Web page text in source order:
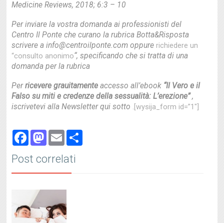
Medicine Reviews, 2018; 6:3 – 10
Per inviare la vostra domanda ai professionisti del
Centro Il Ponte che curano la rubrica Botta&Risposta
scrivere a info@centroilponte.com oppure richiedere un
“consulto anonimo“, specificando che si tratta di una
domanda per la rubrica
Perricevere grauitamenteaccesso all’ebook “Il Vero e il
Falso su miti e credenze della sessualità: L’erezione”,
iscrivetevi alla Newsletter qui sotto .[wysija_form id=”1″]
Facebook
Mastodon
Email
Post correlati